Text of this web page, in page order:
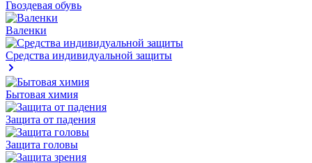
Гвоздевая обувь
Валенки
Средства индивидуальной защиты
Бытовая химия
Защита от падения
Защита головы